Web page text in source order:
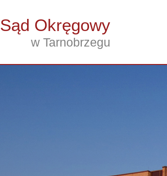
Sąd Okręgowy
w Tarnobrzegu